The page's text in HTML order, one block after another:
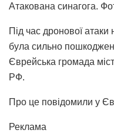
Атакована синагога.
Під час дронової атаки
була сильно
Єврейська громада
РФ.
Про це повідомили у
Реклама